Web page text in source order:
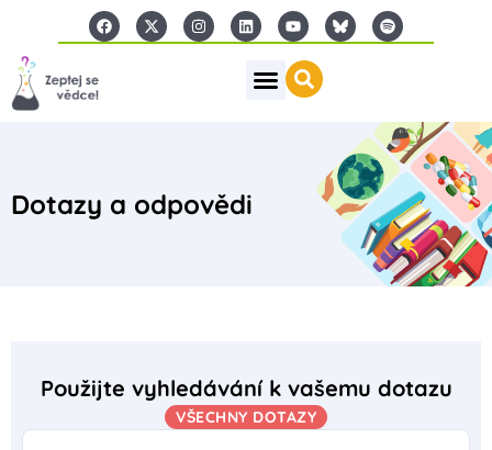
Dotazy a odpovědi
Použijte vyhledávání k vašemu dotazu
VŠECHNY DOTAZY